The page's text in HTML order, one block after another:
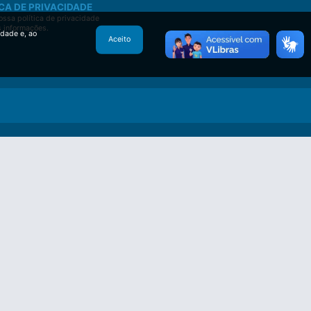
DE PRIVACIDADE
política de privacidade
informações.
e, ao
Aceito